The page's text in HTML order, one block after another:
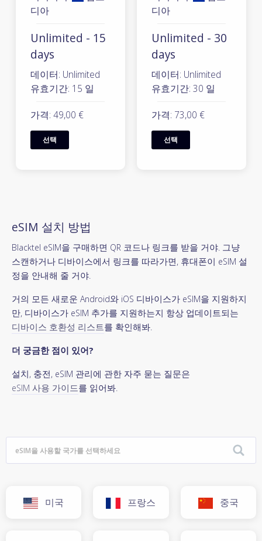
디아
Unlimited - 15
days
데이터: Unlimited
유효기간: 15 일
가격: 49,00 €
선택
디아
Unlimited - 30
days
데이터: Unlimited
유효기간: 30 일
가격: 73,00 €
선택
eSIM 설치 방법
Blacktel eSIM을 구매하면 QR 코드나 링크를 받을 거야. 그냥
스캔하거나 디바이스에서 링크를 따라가면, 휴대폰이 eSIM 설
정을 안내해 줄 거야.
거의 모든 새로운 Android와 iOS 디바이스가 eSIM을 지원하지
만, 디바이스가 eSIM 추가를 지원하는지 항상 업데이트되는
디바이스 호환성 리스트를 확인해봐.
더 궁금한 점이 있어?
설치, 충전, eSIM 관리에 관한 자주 묻는 질문은
eSIM 사용 가이드를 읽어봐.
미국 프랑스 중국